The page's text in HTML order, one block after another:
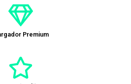
Premium